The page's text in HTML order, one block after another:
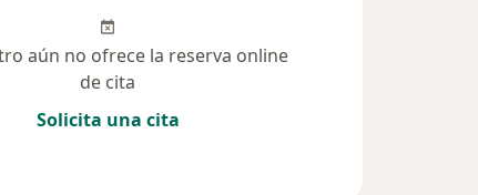
aún no ofrece la reserva online
de cita
Solicita una cita